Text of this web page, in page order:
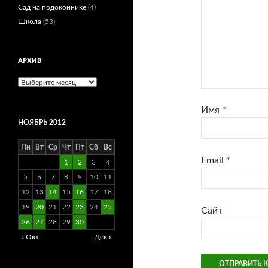
Имя *
Email *
Сайт
Сад на подоконнике (4)
Школа (53)
АРХИВ
Архив
НОЯБРЬ 2012
Пн Вт Ср Чт Пт Сб Вс
1 2 3 4
5 6 7 8 9 10 11
12 13 14 15 16 17 18
19 20 21 22 23 24 25
26 27 28 29 30
« Окт Дек »